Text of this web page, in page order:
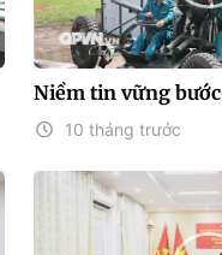
Niềm tin vững bước
10 tháng trước